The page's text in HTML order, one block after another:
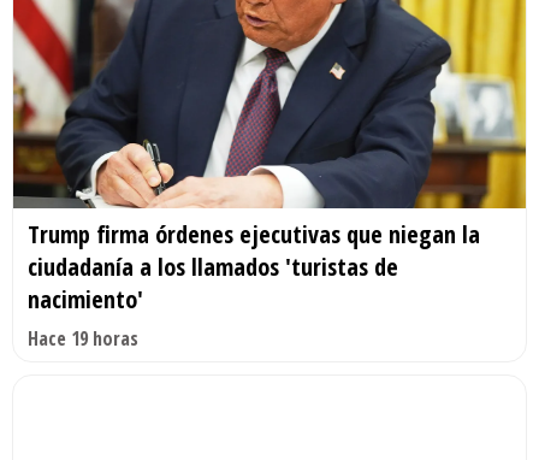
Trump firma órdenes ejecutivas que niegan la
ciudadanía a los llamados 'turistas de
nacimiento'
Hace 19 horas